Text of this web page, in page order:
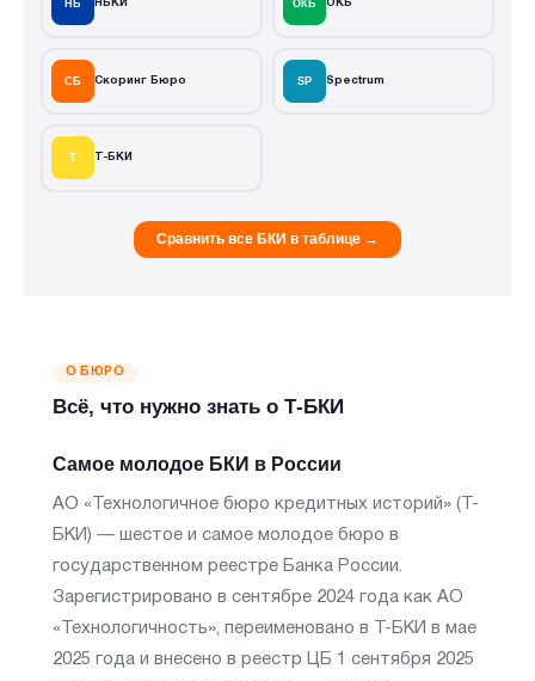
НБ НБКИ ОКБ ОКБ
СБ Скоринг Бюро SP Spectrum
Т Т-БКИ
Сравнить все БКИ в таблице →
О БЮРО
Всё, что нужно знать о Т-БКИ
Самое молодое БКИ в России
АО «Технологичное бюро кредитных историй» (Т-
БКИ) — шестое и самое молодое бюро в
государственном реестре Банка России.
Зарегистрировано в сентябре 2024 года как АО
«Технологичность», переименовано в Т-БКИ в мае
2025 года и внесено в реестр ЦБ 1 сентября 2025